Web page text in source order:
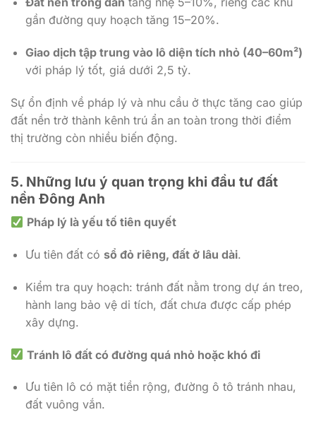
gần đường quy hoạch tăng 15–20%.
Giao dịch tập trung vào lô diện tích nhỏ (40–60m²)
với pháp lý tốt, giá dưới 2,5 tỷ.
Sự ổn định về pháp lý và nhu cầu ở thực tăng cao giúp
đất nền trở thành kênh trú ẩn an toàn trong thời điểm
thị trường còn nhiều biến động.
5. Những lưu ý quan trọng khi đầu tư đất
nền Đông Anh
Pháp lý là yếu tố tiên quyết
Ưu tiên đất có sổ đỏ riêng, đất ở lâu dài.
Kiểm tra quy hoạch: tránh đất nằm trong dự án treo,
hành lang bảo vệ di tích, đất chưa được cấp phép
xây dựng.
Tránh lô đất có đường quá nhỏ hoặc khó đi
Ưu tiên lô có mặt tiền rộng, đường ô tô tránh nhau,
đất vuông vắn.